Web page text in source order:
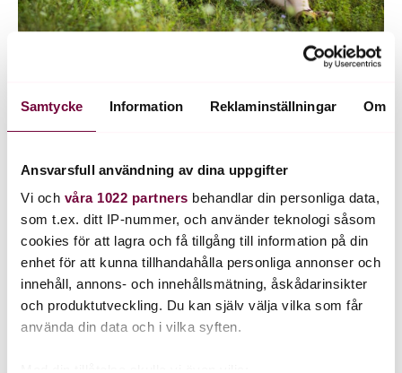
Samtycke Information Reklaminställningar Om
Ansvarsfull användning av dina uppgifter
Vi och våra 1022 partners behandlar din personliga data,
som t.ex. ditt IP-nummer, och använder teknologi såsom
cookies för att lagra och få tillgång till information på din
enhet för att kunna tillhandahålla personliga annonser och
innehåll, annons- och innehållsmätning, åskådarinsikter
och produktutveckling. Du kan själv välja vilka som får
använda din data och i vilka syften.
Klimakteriet i sig orsakar inte högt blodtryck, men de hormonella
Läs mer